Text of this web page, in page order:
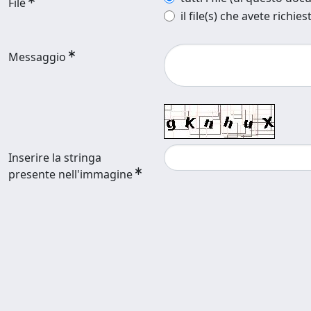
il file(s) che avete
Messaggio
Inserire la stringa
presente nell'immagine